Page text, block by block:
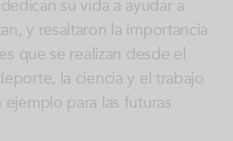
su vida a ayudar a
y resaltaron la importancia
que se realizan desde el
la ciencia y el trabajo
para las futuras